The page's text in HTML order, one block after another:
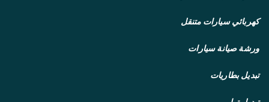
كهربائي سيارات متنقل
ورشة صيانة سيارات
تبديل بطاريات